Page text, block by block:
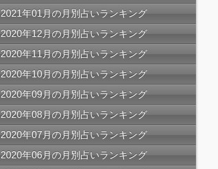
2021年01月の月別占いランキング
2020年12月の月別占いランキング
2020年11月の月別占いランキング
2020年10月の月別占いランキング
2020年09月の月別占いランキング
2020年08月の月別占いランキング
2020年07月の月別占いランキング
2020年06月の月別占いランキング